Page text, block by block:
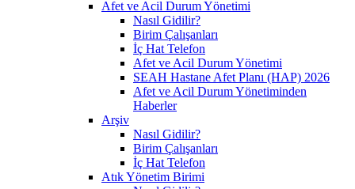
Afet ve Acil Durum Yönetimi
Nasıl Gidilir?
Birim Çalışanları
İç Hat Telefon
Afet ve Acil Durum Yönetimi
SEAH Hastane Afet Planı (HAP) 2026
Afet ve Acil Durum Yönetiminden
Haberler
Arşiv
Nasıl Gidilir?
Birim Çalışanları
İç Hat Telefon
Atık Yönetim Birimi